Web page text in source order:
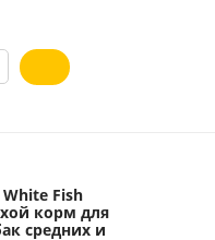
White Fish
корм для
средних и